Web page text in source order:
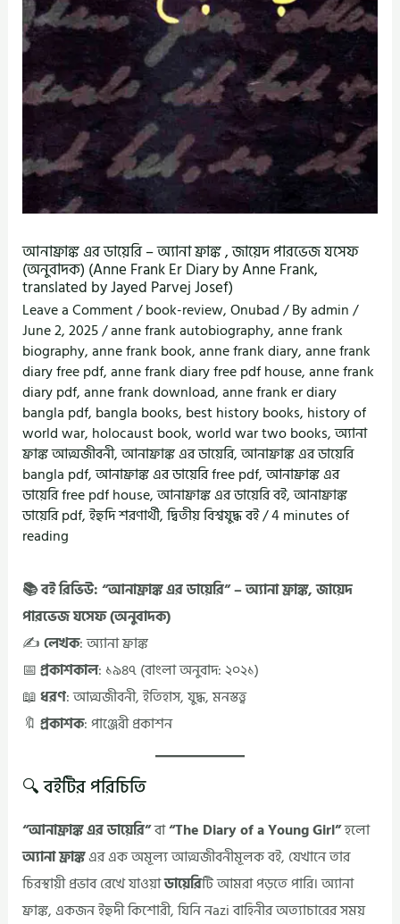
আনাফ্রাঙ্ক এর ডায়েরি – অ্যানা ফ্রাঙ্ক , জায়েদ পারভেজ যসেফ
(অনুবাদক) (Anne Frank Er Diary by Anne Frank,
translated by Jayed Parvej Josef)
Leave a Comment/book-review,Onubad/ Byadmin/
June 2, 2025/anne frank autobiography,anne frank
biography,anne frank book,anne frank diary,anne frank
diary free pdf,anne frank diary free pdf house,anne frank
diary pdf,anne frank download,anne frank er diary
bangla pdf, bangla books, best history books, history of
world war, holocaust book,world war two books,অ্যানা
ফ্রাঙ্ক আত্মজীবনী,আনাফ্রাঙ্ক এর ডায়েরি,আনাফ্রাঙ্ক এর ডায়েরি
bangla pdf,আনাফ্রাঙ্ক এর ডায়েরি free pdf,আনাফ্রাঙ্ক এর
ডায়েরি free pdf house,আনাফ্রাঙ্ক এর ডায়েরি বই,আনাফ্রাঙ্ক
ডায়েরি pdf,ইহুদি শরণার্থী,দ্বিতীয় বিশ্বযুদ্ধ বই/4 minutes of
reading
📚 বই রিভিউ: “আনাফ্রাঙ্ক এর ডায়েরি” – অ্যানা ফ্রাঙ্ক, জায়েদ
পারভেজ যসেফ (অনুবাদক)
✍️লেখক: অ্যানা ফ্রাঙ্ক
📅প্রকাশকাল: ১৯৪৭ (বাংলা অনুবাদ: ২০২১)
📖ধরণ: আত্মজীবনী, ইতিহাস, যুদ্ধ, মনস্তত্ত্ব
🔖প্রকাশক: পাঞ্জেরী প্রকাশন
🔍 বইটির পরিচিতি
“আনাফ্রাঙ্ক এর ডায়েরি”বা“The Diary of a Young Girl”হলো
অ্যানা ফ্রাঙ্কএর এক অমূল্য আত্মজীবনীমূলক বই, যেখানে তার
চিরস্থায়ী প্রভাব রেখে যাওয়াডায়েরিটি আমরা পড়তে পারি। অ্যানা
ফ্রাঙ্ক, একজন ইহুদী কিশোরী, যিনি নazi বাহিনীর অত্যাচারের সময়